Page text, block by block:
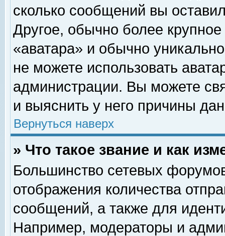
сколько сообщений вы
Другое, обычно более
«аватара» и обычно
не можете использовать
администрации. Вы можете
и выяснить у него причины
Вернуться наверх
» Что такое звание и как
Большинство сетевых
отображения количества
сообщений, а также для
Например, модераторы и